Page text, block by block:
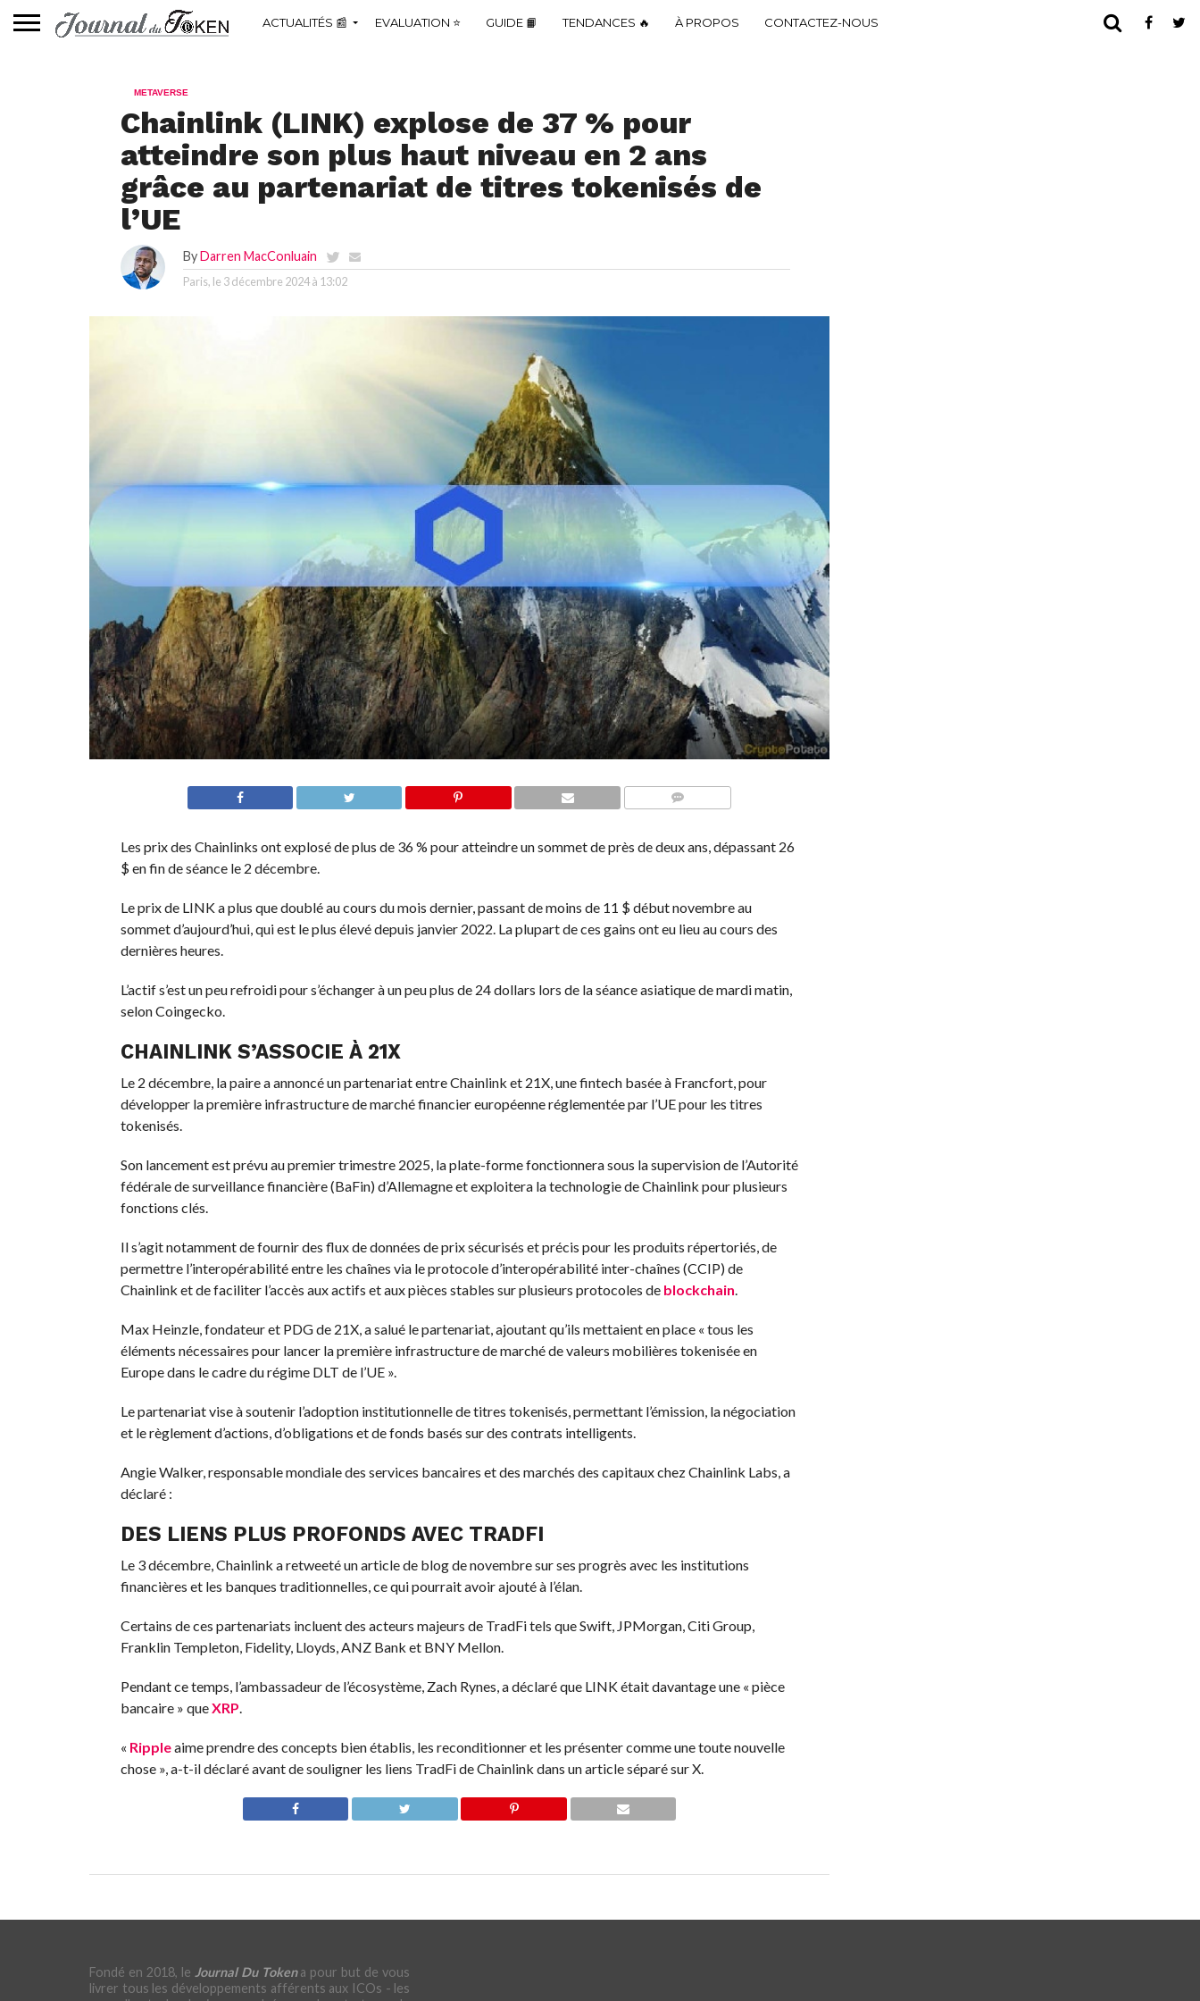
ACTUALITÉS 📰 EVALUATION ⭐ GUIDE 📙 TENDANCES 🔥 À PROPOS CONTACTEZ-NOUS
METAVERSE
Chainlink (LINK) explose de 37 % pour
atteindre son plus haut niveau en 2 ans
grâce au partenariat de titres tokenisés de
l’UE
ByDarren MacConluain
Paris, le 3 décembre 2024 à 13:02
Les prix des Chainlinks ont explosé de plus de 36 % pour atteindre un sommet de près de deux ans, dépassant 26
$ en fin de séance le 2 décembre.
Le prix de LINK a plus que doublé au cours du mois dernier, passant de moins de 11 $ début novembre au
sommet d’aujourd’hui, qui est le plus élevé depuis janvier 2022. La plupart de ces gains ont eu lieu au cours des
dernières heures.
L’actif s’est un peu refroidi pour s’échanger à un peu plus de 24 dollars lors de la séance asiatique de mardi matin,
selon Coingecko.
CHAINLINK S’ASSOCIE À 21X
Le 2 décembre, la paire a annoncé un partenariat entre Chainlink et 21X, une fintech basée à Francfort, pour
développer la première infrastructure de marché financier européenne réglementée par l’UE pour les titres
tokenisés.
Son lancement est prévu au premier trimestre 2025, la plate-forme fonctionnera sous la supervision de l’Autorité
fédérale de surveillance financière (BaFin) d’Allemagne et exploitera la technologie de Chainlink pour plusieurs
fonctions clés.
Il s’agit notamment de fournir des flux de données de prix sécurisés et précis pour les produits répertoriés, de
permettre l’interopérabilité entre les chaînes via le protocole d’interopérabilité inter-chaînes (CCIP) de
Chainlink et de faciliter l’accès aux actifs et aux pièces stables sur plusieurs protocoles de blockchain.
Max Heinzle, fondateur et PDG de 21X, a salué le partenariat, ajoutant qu’ils mettaient en place « tous les
éléments nécessaires pour lancer la première infrastructure de marché de valeurs mobilières tokenisée en
Europe dans le cadre du régime DLT de l’UE ».
Le partenariat vise à soutenir l’adoption institutionnelle de titres tokenisés, permettant l’émission, la négociation
et le règlement d’actions, d’obligations et de fonds basés sur des contrats intelligents.
Angie Walker, responsable mondiale des services bancaires et des marchés des capitaux chez Chainlink Labs, a
déclaré :
DES LIENS PLUS PROFONDS AVEC TRADFI
Le 3 décembre, Chainlink a retweeté un article de blog de novembre sur ses progrès avec les institutions
financières et les banques traditionnelles, ce qui pourrait avoir ajouté à l’élan.
Certains de ces partenariats incluent des acteurs majeurs de TradFi tels que Swift, JPMorgan, Citi Group,
Franklin Templeton, Fidelity, Lloyds, ANZ Bank et BNY Mellon.
Pendant ce temps, l’ambassadeur de l’écosystème, Zach Rynes, a déclaré que LINK était davantage une « pièce
bancaire » queXRP.
« Rippleaime prendre des concepts bien établis, les reconditionner et les présenter comme une toute nouvelle
chose », a-t-il déclaré avant de souligner les liens TradFi de Chainlink dans un article séparé sur X.
Fondé en 2018, le Journal Du Tokena pour but de vous
livrer tous les développements afférents aux ICOs - les